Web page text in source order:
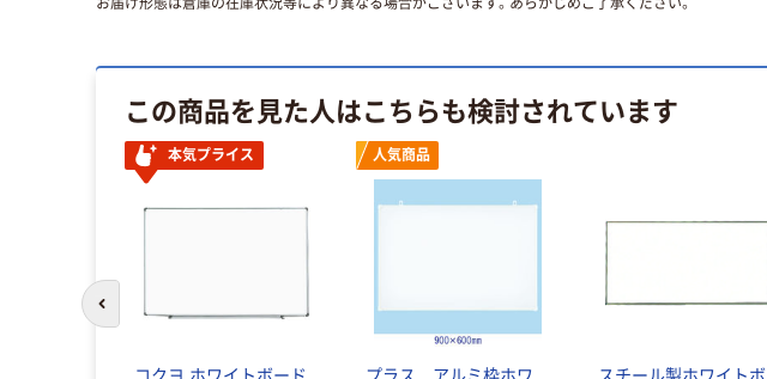
この商品を見た人はこちらも検討されています
本気プライス 人気商品
前のスライドへ